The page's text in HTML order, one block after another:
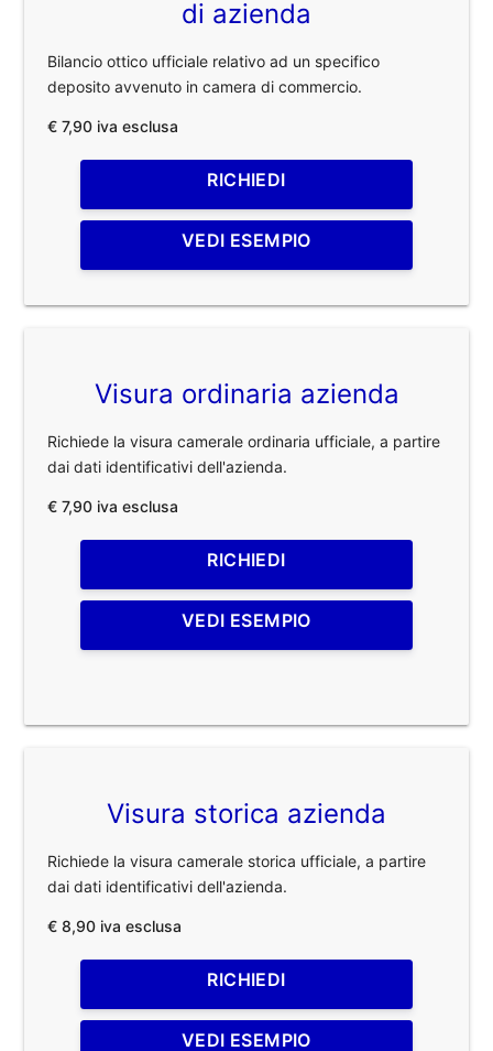
di azienda
Bilancio ottico ufficiale relativo ad un specifico
deposito avvenuto in camera di commercio.
€ 7,90 iva esclusa
RICHIEDI
VEDI ESEMPIO
Visura ordinaria azienda
Richiede la visura camerale ordinaria ufficiale, a partire
dai dati identificativi dell'azienda.
€ 7,90 iva esclusa
RICHIEDI
VEDI ESEMPIO
Visura storica azienda
Richiede la visura camerale storica ufficiale, a partire
dai dati identificativi dell'azienda.
€ 8,90 iva esclusa
RICHIEDI
VEDI ESEMPIO